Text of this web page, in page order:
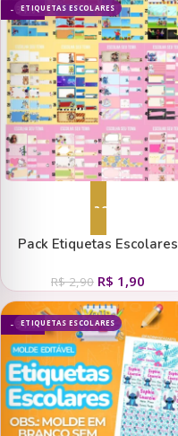
ETIQUETAS ESCOLARES
- 34%
Adicionar ao carrinho
Pack Etiquetas Escolares
R$2,90 R$ 1,90
ETIQUETAS ESCOLARES
- 34%